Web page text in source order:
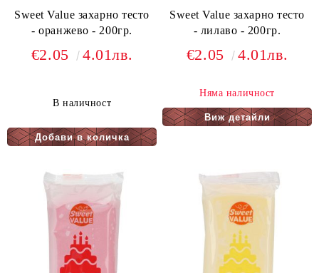
Sweet Value захарно тесто
- оранжево - 200гр.
€2.05 4.01лв.
В наличност
Sweet Value захарно тесто
- лилаво - 200гр.
€2.05 4.01лв.
Няма наличност
Виж детайли